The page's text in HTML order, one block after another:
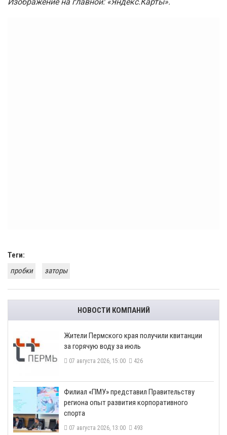
Теги:
пробки
заторы
НОВОСТИ КОМПАНИЙ
​Жители Пермского края получили квитанции
за горячую воду за июль
07 августа 2026, 15:00 426
​Филиал «ПМУ» представил Правительству
региона опыт развития корпоративного
спорта
07 августа 2026, 13:00 493